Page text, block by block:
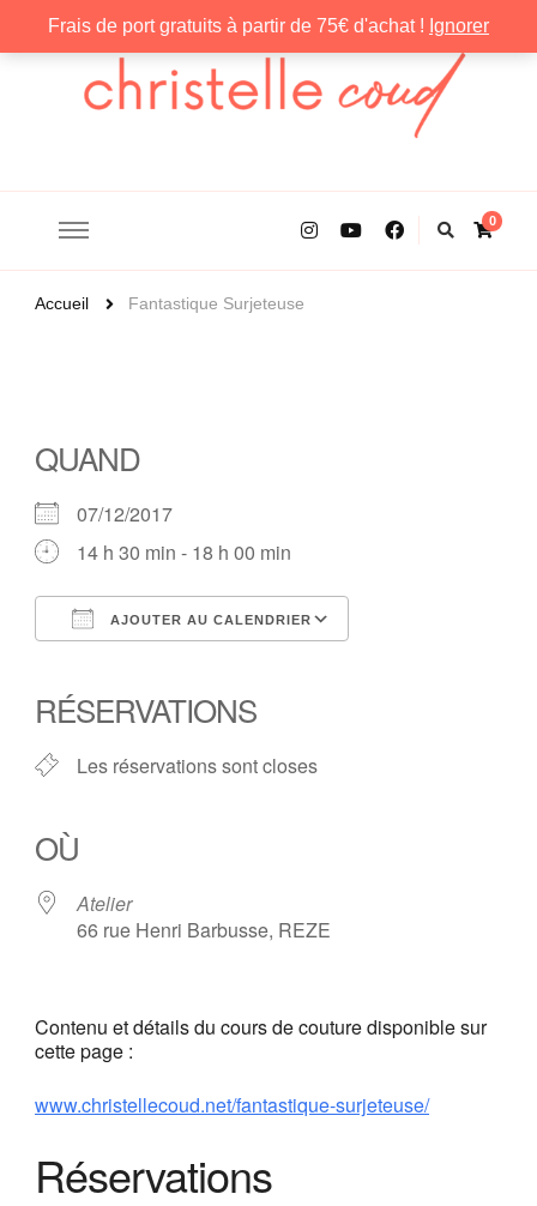
Frais de port gratuits à partir de 75€ d'achat ! Ignorer
0
Accueil Fantastique Surjeteuse
QUAND
07/12/2017
14 h 30 min - 18 h 00 min
AJOUTER AU CALENDRIER
RÉSERVATIONS
Les réservations sont closes
OÙ
Atelier
66 rue Henri Barbusse, REZE
Contenu et détails du cours de couture disponible sur
cette page :
www.christellecoud.net/fantastique-surjeteuse/
Réservations